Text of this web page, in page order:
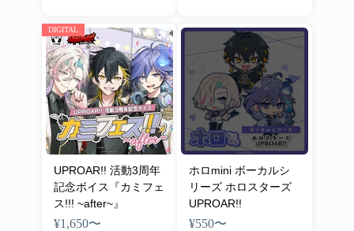
UPROAR!! 活動3周年
記念ボイス『カミフェ
ス!!! ~after~』
¥1,650〜
DIGITAL
ホロmini ボーカルシ
リーズ ホロスターズ
UPROAR!!
¥550〜